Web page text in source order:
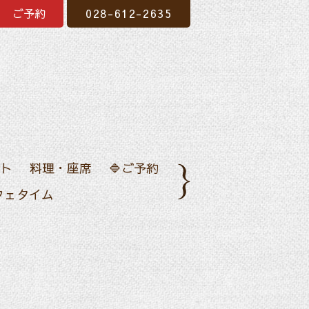
ご予約 028-612-2635
料理・座席
🔷ご予約
ェタイム